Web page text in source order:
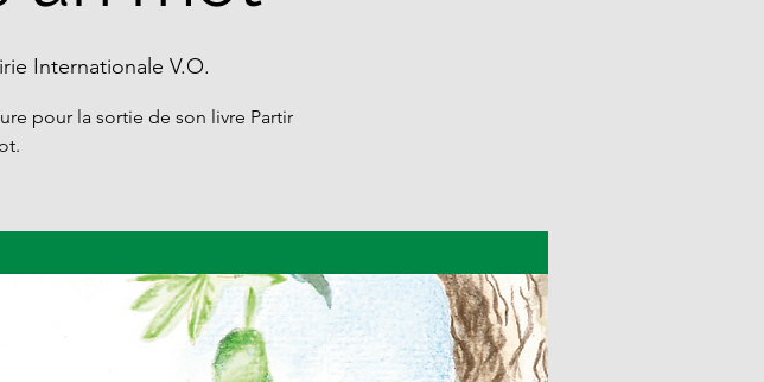
Internationale V.O.
pour la sortie de son livre Partir